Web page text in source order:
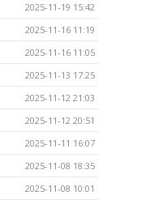
2025-11-19 15:42
2025-11-16 11:19
2025-11-16 11:05
2025-11-13 17:25
2025-11-12 21:03
2025-11-12 20:51
2025-11-11 16:07
2025-11-08 18:35
2025-11-08 10:01